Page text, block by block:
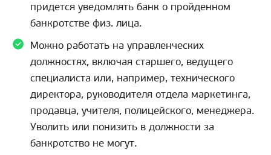
придется уведомлять банк о пройденном
банкротстве физ. лица.
Можно работать на управленческих
должностях, включая старшего, ведущего
специалиста или, например, технического
директора, руководителя отдела маркетинга,
продавца, учителя, полицейского, менеджера.
Уволить или понизить в должности за
банкротство не могут.